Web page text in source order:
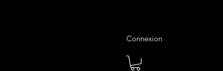
Connexion